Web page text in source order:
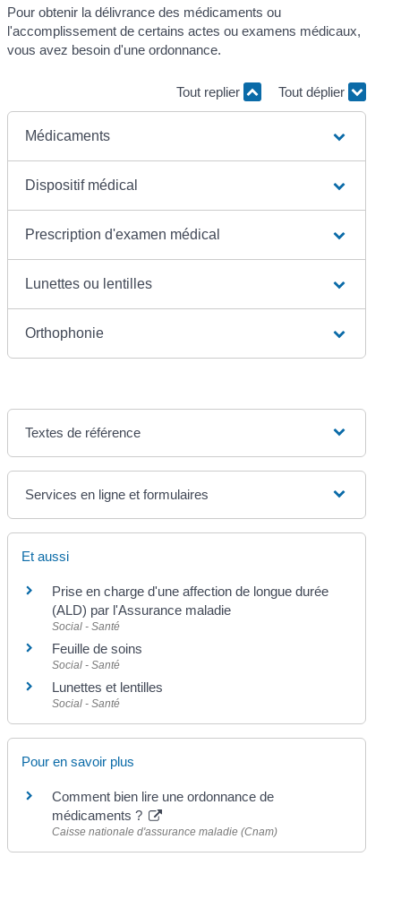
Pour obtenir la délivrance des médicaments ou
l'accomplissement de certains actes ou examens médicaux,
vous avez besoin d'une ordonnance.
Tout replier Tout déplier
Médicaments
Dispositif médical
Prescription d'examen médical
Lunettes ou lentilles
Orthophonie
Textes de référence
Services en ligne et formulaires
Et aussi
Prise en charge d'une affection de longue durée
(ALD) par l'Assurance maladie
Social - Santé
Feuille de soins
Social - Santé
Lunettes et lentilles
Social - Santé
Pour en savoir plus
Comment bien lire une ordonnance de
médicaments ?
Caisse nationale d'assurance maladie (Cnam)